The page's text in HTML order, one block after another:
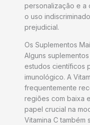
personalização e a
o uso
prejudicial.
Os Suplementos
Alguns
estudos científicos
imunológico. A
frequentemente
regiões com baixa
papel crucial na
Vitamina C também